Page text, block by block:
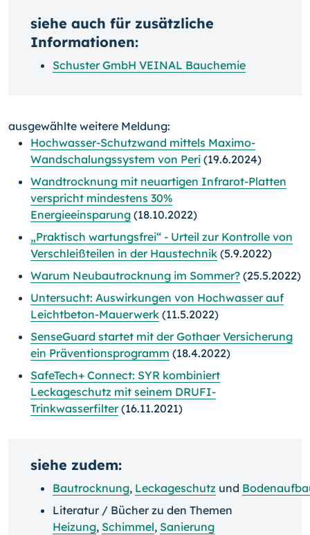
siehe auch für zusätzliche
Informationen:
Schuster GmbH VEINAL Bauchemie
ausgewählte weitere Meldung:
Hochwasser-Schutzwand mittels Maximo-
Wandschalungssystem von Peri (19.6.2024)
Wandtrocknung mit neuartigen Infrarot-Platten
verspricht mindestens 30%
Energieeinsparung (18.10.2022)
„Praktisch wartungsfrei“ - Urteil zur Kontrolle von
Verschleißteilen in der Haustechnik (5.9.2022)
Warum Neubautrocknung im Sommer? (25.5.2022)
Untersucht: Auswirkungen von Hochwasser auf
Leichtbeton-Mauerwerk (11.5.2022)
SenseGuard startet mit der Gothaer Versicherung
ein Präventionsprogramm (18.4.2022)
SafeTech+ Connect: SYR kombiniert
Leckageschutz mit seinem DRUFI-
Trinkwasserfilter(16.11.2021)
siehe zudem:
Bautrocknung, Leckageschutz und
Literatur / Bücher zu den Themen
Heizung, Schimmel, Sanierung